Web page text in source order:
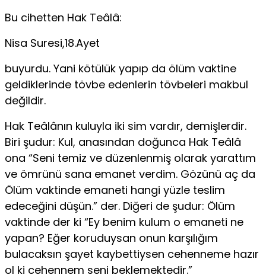
Bu cihetten Hak Teâlâ:
Nisa Suresi,18.Ayet
buyurdu. Yani kötülük yapıp da ölüm vaktine
geldiklerinde tövbe edenlerin tövbeleri makbul
değildir.
Hak Teâlânın kuluyla iki sim vardır, demişlerdir.
Biri şudur: Kul, anasından doğunca Hak Teâlâ
ona “Seni temiz ve düzenlenmiş olarak yarattım
ve ömrünü sana emanet ver­dim. Gözünü aç da
Ölüm vaktinde emaneti hangi yüzle tes­lim
edeceğini düşün.” der. Diğeri de şudur: Ölüm
vaktinde der ki “Ey benim kulum o emaneti ne
yapan? Eğer koruduysan onun karşılığım
bulacaksın şayet kaybettiysen cehenneme hazır
ol ki cehennem seni beklemektedir.”